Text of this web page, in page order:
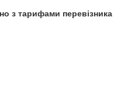
з тарифами перевізника